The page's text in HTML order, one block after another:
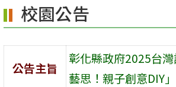
容
區
校園公告
公告主旨
彰化縣政府2025台
藝思！親子創意DIY」